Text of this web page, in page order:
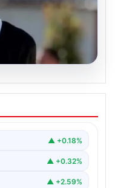
bıçakla
gözaltı
▲ +0.18%
▲ +0.32%
▲ +2.59%